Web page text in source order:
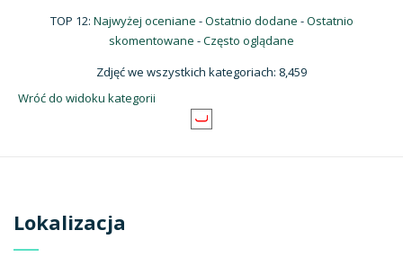
TOP 12: Najwyżej oceniane -Ostatnio dodane -Ostatnio
skomentowane -Często oglądane
Zdjęć we wszystkich kategoriach: 8,459
Wróć do widoku kategorii
Lokalizacja